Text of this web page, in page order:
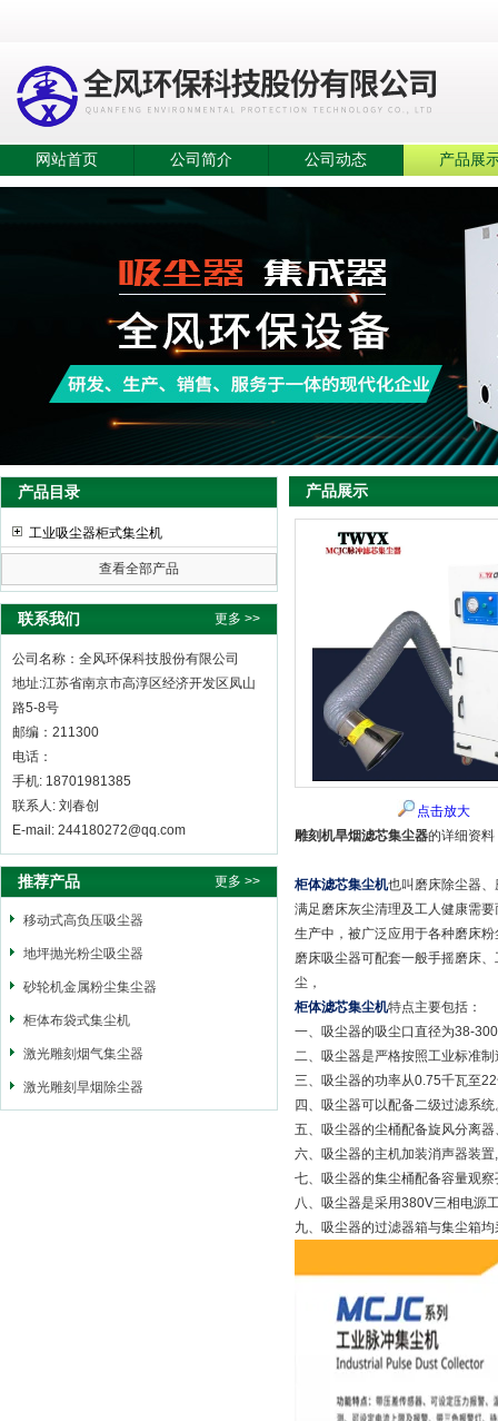
网站首页 公司简介 公司动态 产品展
产品目录
工业吸尘器柜式集尘机
查看全部产品
联系我们 更多 >>
公司名称：全风环保科技股份有限公司
地址:江苏省南京市高淳区经济开发区凤山
路5-8号
邮编：211300
电话：
手机: 18701981385
联系人: 刘春创
E-mail: 244180272@qq.com
推荐产品 更多 >>
移动式高负压吸尘器
地坪抛光粉尘吸尘器
砂轮机金属粉尘集尘器
柜体布袋式集尘机
激光雕刻烟气集尘器
激光雕刻旱烟除尘器
产品展示
点击放大
雕刻机旱烟滤芯集尘器的详细资料
柜体滤芯集尘机也叫磨床除尘器
满足磨床灰尘清理及工人健康需
生产中，被广泛应用于各种磨床
磨床吸尘器可配套一般手摇磨床
尘，
柜体滤芯集尘机特点主要包括：
一、吸尘器的吸尘口直径为38-
二、吸尘器是严格按照工业标准
三、吸尘器的功率从0.75千瓦至
四、吸尘器可以配备二级过滤系统
五、吸尘器的尘桶配备旋风分离
六、吸尘器的主机加装消声器装
七、吸尘器的集尘桶配备容量观
八、吸尘器是采用380V三相电源
九、吸尘器的过滤器箱与集尘箱